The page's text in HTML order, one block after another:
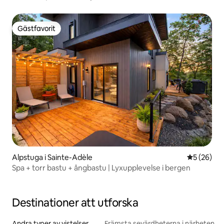
Gästfavorit
Gästfavorit
Alpstuga i Sainte-Adèle 5 av 5 i
5 (26)
Spa + torr bastu + ångbastu | Lyxupplevelse i bergen
Destinationer att utforska